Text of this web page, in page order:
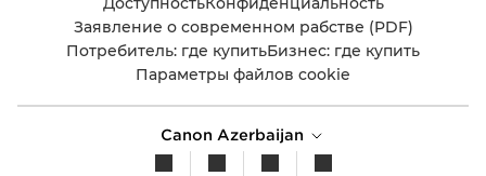
Заявление о современном рабстве (PDF)
Потребитель: где купитьБизнес: где купить
Параметры файлов cookie
Canon Azerbaijan